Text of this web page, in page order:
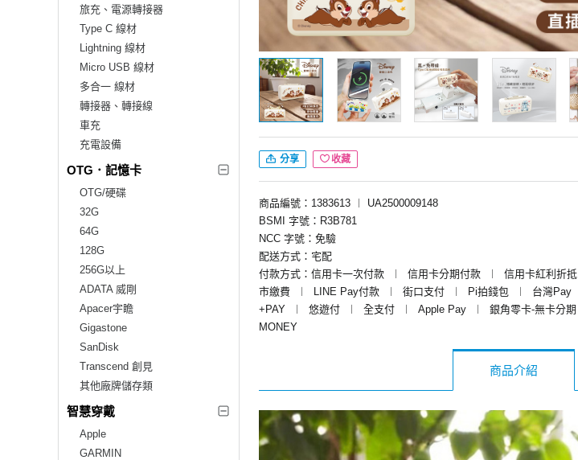
旅充、電源轉接器
Type C 線材
Lightning 線材
Micro USB 線材
多合一 線材
轉接器、轉接線
車充
充電設備
OTG．記憶卡
OTG/硬碟
32G
64G
128G
256G以上
ADATA 威剛
Apacer宇瞻
Gigastone
SanDisk
Transcend 創見
其他廠牌儲存類
智慧穿戴
Apple
GARMIN
分享 收藏
商品編號：1383613 ︱
UA2500009148
BSMI 字號：R3B781
NCC 字號：免驗
配送方式：宅配
付款方式：信用卡一次付款
︱ 信用卡分期付款 ︱ 信用卡紅利折抵
市繳費
︱ LINE Pay付款 ︱ 街口支付 ︱ Pi拍錢包 ︱ 台灣Pay
+PAY
︱ 悠遊付 ︱ 全支付 ︱ Apple Pay ︱ 銀角零卡-無卡分期
MONEY
商品介紹